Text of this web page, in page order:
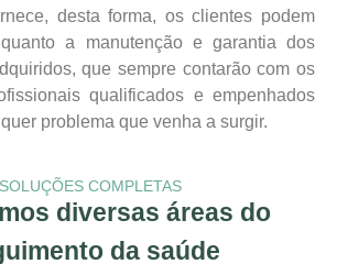
desta forma, os clientes podem
a manutenção e garantia dos
que sempre contarão com os
qualificados e empenhados
problema que venha a surgir.
SOLUÇÕES COMPLETAS
diversas áreas do
da saúde